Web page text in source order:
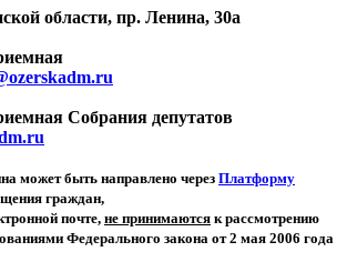
области, пр. Ленина, 30а
Собрания депутатов
может быть направлено через Платформу
граждан,
почте, не принимаются к рассмотрению
Федерального закона от 2 мая 2006 года